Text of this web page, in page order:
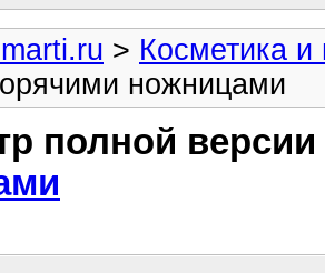
> Косметика
ножницами
полной